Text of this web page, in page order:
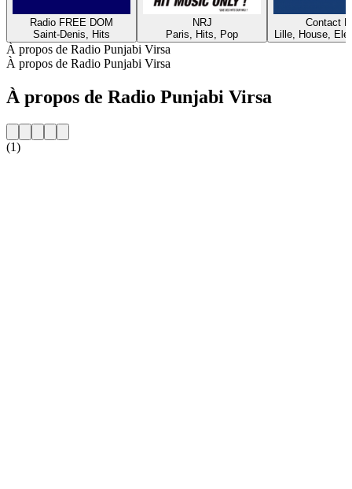
Radio FREE DOM
Saint-Denis, Hits
NRJ
Paris, Hits, Pop
Contact
Lille, House,
À propos de Radio Punjabi Virsa
À propos de Radio Punjabi Virsa
À propos de Radio Punjabi Virsa
(1)